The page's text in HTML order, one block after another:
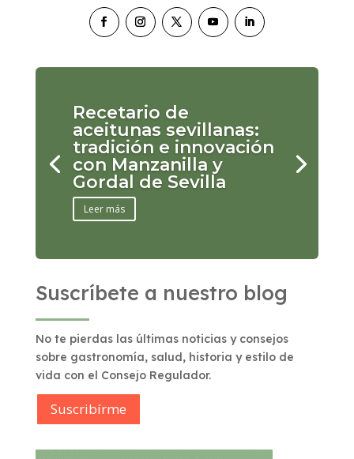
Recetario de
aceitunas sevillanas:
tradición e innovación
con Manzanilla y
Gordal de Sevilla
Leer más
Suscríbete a nuestro blog
No te pierdas las últimas noticias y consejos
sobre gastronomía, salud, historia y estilo de
vida con el Consejo Regulador.
Suscribírme